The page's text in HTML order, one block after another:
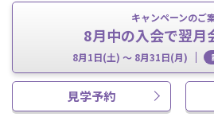
キャンペーンのご
8月中の入会で翌月
8月1日(土) ～ 8月31日(月)
見学予約